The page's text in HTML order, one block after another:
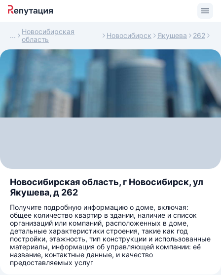
Новосибирская
область
Новосибирск Якушева 262
Новосибирская область, г Новосибирск, ул
Якушева, д 262
Получите подробную информацию о доме, включая:
общее количество квартир в здании, наличие и список
организаций или компаний, расположенных в доме,
детальные характеристики строения, такие как год
постройки, этажность, тип конструкции и использованные
материалы, информация об управляющей компании: её
название, контактные данные, и качество
предоставляемых услуг